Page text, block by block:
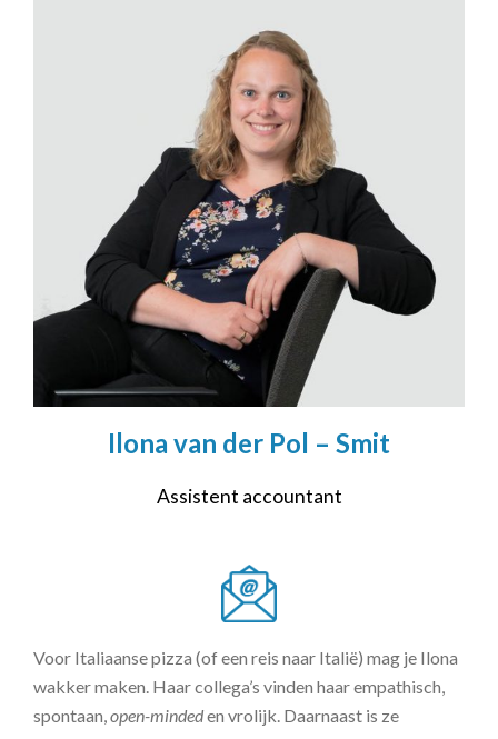
Ilona van der Pol – Smit
Assistent accountant
Voor Italiaanse pizza (of een reis naar Italië) mag je Ilona
wakker maken. Haar collega’s vinden haar empathisch,
spontaan, open-mindeden vrolijk. Daarnaast is ze